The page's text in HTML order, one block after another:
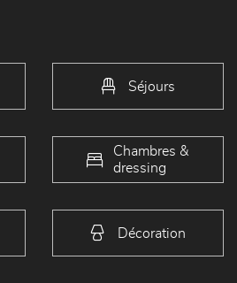
Séjours
Chambres &
dressing
Décoration